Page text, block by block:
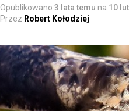
Opublikowano 3 lata temu na 10
Przez Robert Kołodziej